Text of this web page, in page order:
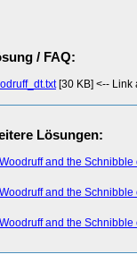
/ FAQ:
[30 KB] <-- Link
Lösungen:
Woodruff and the Schnibble
Woodruff and the Schnibble
Woodruff and the Schnibble